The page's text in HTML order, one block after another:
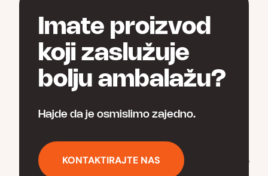
страници
Imate proizvod
koji zaslužuje
bolju ambalažu?
Hajde da je osmislimo zajedno.
KONTAKTIRAJTE NAS